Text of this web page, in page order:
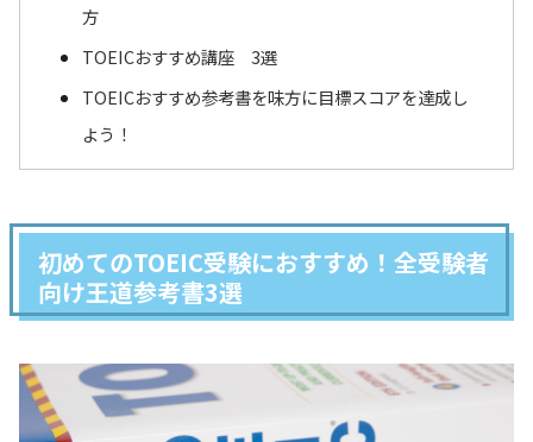
方
TOEICおすすめ講座 3選
TOEICおすすめ参考書を味方に目標スコアを達成し
よう！
初めてのTOEIC受験におすすめ！全受験者
向け王道参考書3選